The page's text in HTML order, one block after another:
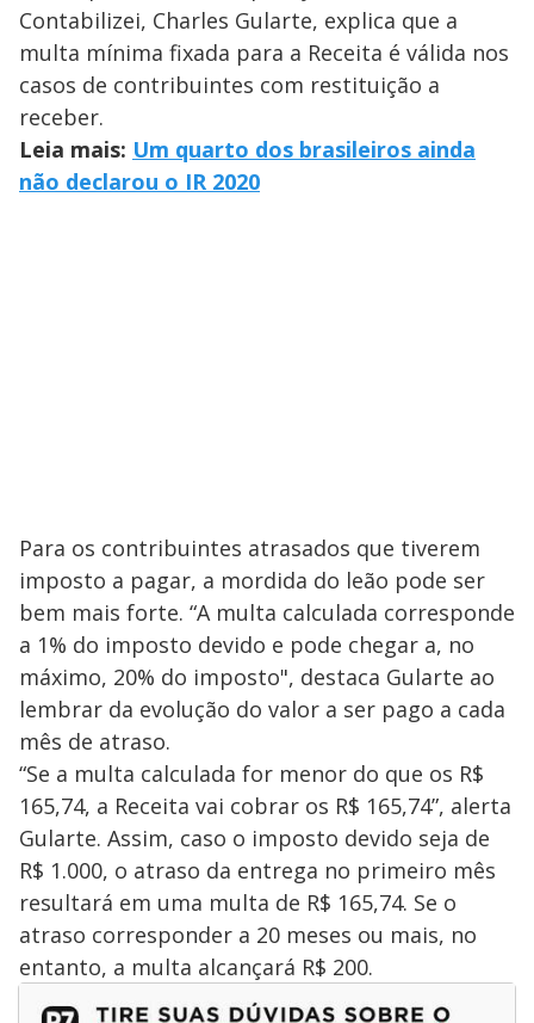
Contabilizei, Charles Gularte, explica que a
multa mínima fixada para a Receita é válida nos
casos de contribuintes com restituição a
receber.
Leia mais: Um quarto dos brasileiros ainda
não declarou o IR 2020
Para os contribuintes atrasados que tiverem
imposto a pagar, a mordida do leão pode ser
bem mais forte. “A multa calculada corresponde
a 1% do imposto devido e pode chegar a, no
máximo, 20% do imposto", destaca Gularte ao
lembrar da evolução do valor a ser pago a cada
mês de atraso.
“Se a multa calculada for menor do que os R$
165,74, a Receita vai cobrar os R$ 165,74”, alerta
Gularte. Assim, caso o imposto devido seja de
R$ 1.000, o atraso da entrega no primeiro mês
resultará em uma multa de R$ 165,74. Se o
atraso corresponder a 20 meses ou mais, no
entanto, a multa alcançará R$ 200.